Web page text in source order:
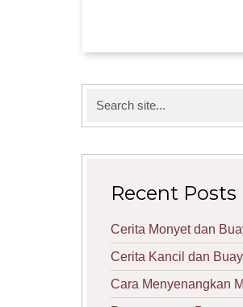
for:
Recent Posts
Cerita Monyet dan
Cerita Kancil dan
Cara Menyenangkan